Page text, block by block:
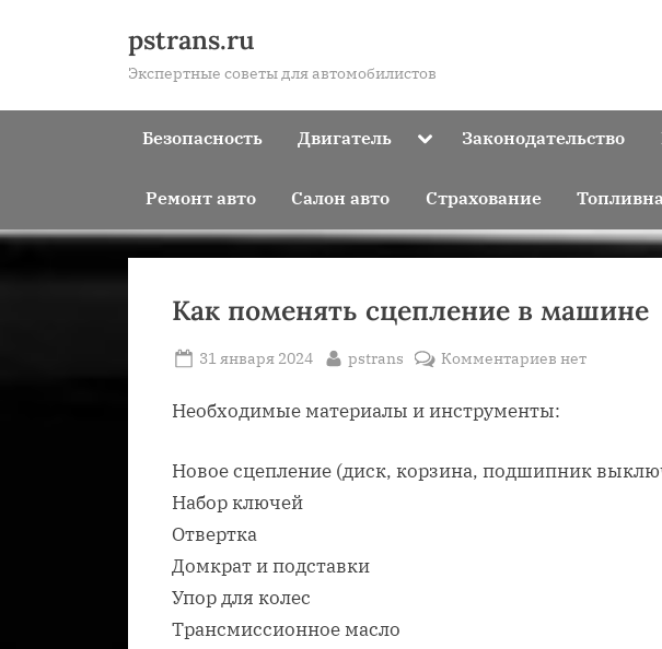
pstrans.ru
Экспертные советы для автомобилистов
Безопасность Двигатель ToggleЗаконодательство
Ремонт авто Салон авто Страхование
Как поменять сцепление в машине
Posted
31 января 2024 By
pstrans Комментариев к
Как
сцепление
нет
Необходимые материалы и инструменты:
Новое сцепление (диск, корзина, подшипник
Набор ключей
Отвертка
Домкрат и подставки
Упор для колес
Трансмиссионное масло